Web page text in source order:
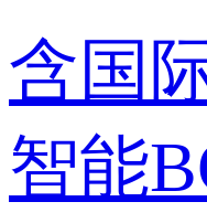
含国
智能